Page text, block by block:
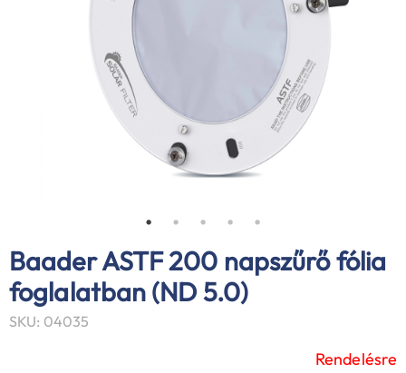
Baader ASTF 200 napszűrő fólia
foglalatban (ND 5.0)
SKU: 04035
Rendelésre